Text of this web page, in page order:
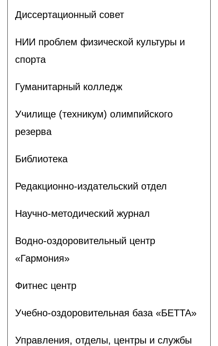
Диссертационный совет
НИИ проблем физической культуры и
спорта
Гуманитарный колледж
Училище (техникум) олимпийского
резерва
Библиотека
Редакционно-издательский отдел
Научно-методический журнал
Водно-оздоровительный центр
«Гармония»
Фитнес центр
Учебно-оздоровительная база «БЕТТА»
Управления, отделы, центры и службы